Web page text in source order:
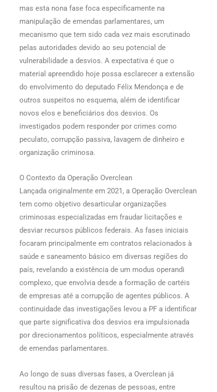
mas esta nona fase foca especificamente na
manipulação de emendas parlamentares, um
mecanismo que tem sido cada vez mais escrutinado
pelas autoridades devido ao seu potencial de
vulnerabilidade a desvios. A expectativa é que o
material apreendido hoje possa esclarecer a extensão
do envolvimento do deputado Félix Mendonça e de
outros suspeitos no esquema, além de identificar
novos elos e beneficiários dos desvios. Os
investigados podem responder por crimes como
peculato, corrupção passiva, lavagem de dinheiro e
organização criminosa.
O Contexto da Operação Overclean
Lançada originalmente em 2021, a Operação Overclean
tem como objetivo desarticular organizações
criminosas especializadas em fraudar licitações e
desviar recursos públicos federais. As fases iniciais
focaram principalmente em contratos relacionados à
saúde e saneamento básico em diversas regiões do
país, revelando a existência de um modus operandi
complexo, que envolvia desde a formação de cartéis
de empresas até a corrupção de agentes públicos. A
continuidade das investigações levou a PF a identificar
que parte significativa dos desvios era impulsionada
por direcionamentos políticos, especialmente através
de emendas parlamentares.
Ao longo de suas diversas fases, a Overclean já
resultou na prisão de dezenas de pessoas, entre